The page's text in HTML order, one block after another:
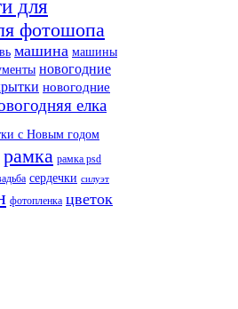
для
фотошопа
машина машины
новогодние
новогодние
елка
с Новым годом
рамка рамка psd
сердечки силуэт
фотопленка цветок